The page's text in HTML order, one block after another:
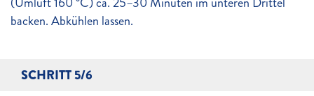
backen. Abkühlen lassen.
SCHRITT 5/6